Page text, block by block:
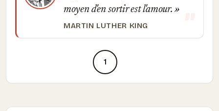
moyen d'en sortir est l'amour.
MARTIN LUTHER KING
1